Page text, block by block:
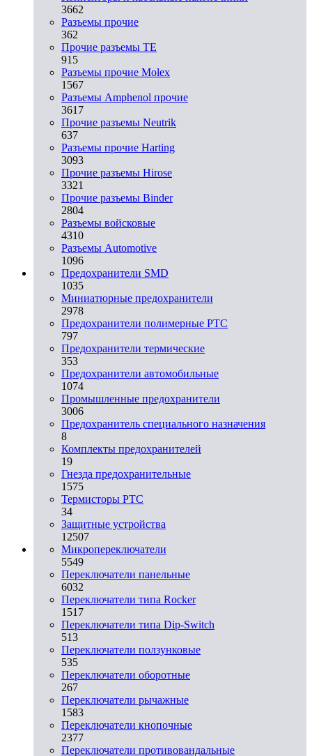
3662
Разъeмы прочие
362
Прочие разъемы TE
915
Разъемы прочие Molex
1567
Разъемы Amphenol прочие
3617
Прочие разъемы Neutrik
637
Разъемы прочие Harting
3093
Прочие разъемы Hirose
3321
Прочие разъемы Binder
2804
Разъемы войсковые
4310
Разъeмы Automotive
1096
Предохранители SMD
1035
Миниатюрные предохранители
2978
Предохранители полимерные PTC
797
Предохранители термические
353
Предохранители автомобильные
1074
Промышленные предохранители
3006
Предохранитель специального назначения
8
Комплекты предохранителей
19
Гнезда предохранительные
1575
Термисторы PTC
34
Защитные устройства
12507
Микропереключатели
5549
Переключатели панельные
6032
Переключатели типа Rocker
1517
Переключатели типа Dip-Switch
513
Переключатели ползунковые
535
Переключатели оборотные
267
Переключатели рычажные
1583
Переключатели кнопочные
2377
Переключатели противовандальные